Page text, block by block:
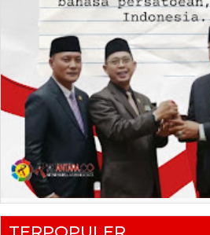
TERPOPULER